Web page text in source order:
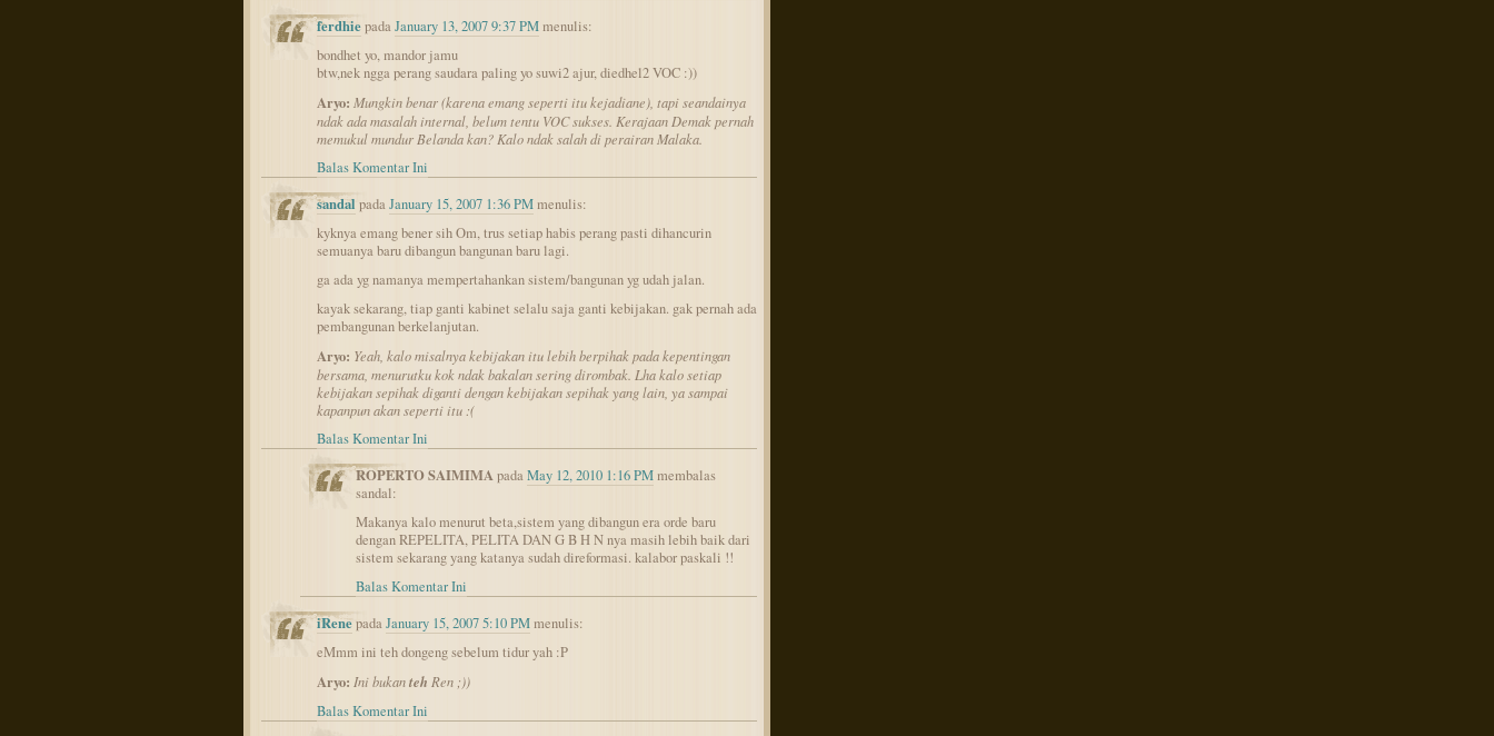
ferdhiepadaJanuary 13, 2007 9:37 PMmenulis:
bondhet yo, mandor jamu
btw,nek ngga perang saudara paling yo suwi2 ajur, diedhel2 VOC :))
Aryo: Mungkin benar (karena emang seperti itu kejadiane), tapi seandainya
ndak ada masalah internal, belum tentu VOC sukses. Kerajaan Demak pernah
memukul mundur Belanda kan? Kalo ndak salah di perairan Malaka.
Balas Komentar Ini
sandal padaJanuary 15, 2007 1:36 PMmenulis:
kyknya emang bener sih Om, trus setiap habis perang pasti dihancurin
semuanya baru dibangun bangunan baru lagi.
ga ada yg namanya mempertahankan sistem/bangunan yg udah jalan.
kayak sekarang, tiap ganti kabinet selalu saja ganti kebijakan. gak pernah ada
pembangunan berkelanjutan.
Aryo: Yeah, kalo misalnya kebijakan itu lebih berpihak pada kepentingan
bersama, menurutku kok ndak bakalan sering dirombak. Lha kalo setiap
kebijakan sepihak diganti dengan kebijakan sepihak yang lain, ya sampai
kapanpun akan seperti itu :(
Balas Komentar Ini
ROPERTO SAIMIMApadaMay 12, 2010 1:16 PMmembalas
sandal:
Makanya kalo menurut beta,sistem yang dibangun era orde baru
dengan REPELITA, PELITA DAN G B H N nya masih lebih baik dari
sistem sekarang yang katanya sudah direformasi. kalabor paskali !!
Balas Komentar Ini
iRenepadaJanuary 15, 2007 5:10 PMmenulis:
eMmm ini teh dongeng sebelum tidur yah :P
Aryo: Ini bukanteh Ren ;))
Balas Komentar Ini